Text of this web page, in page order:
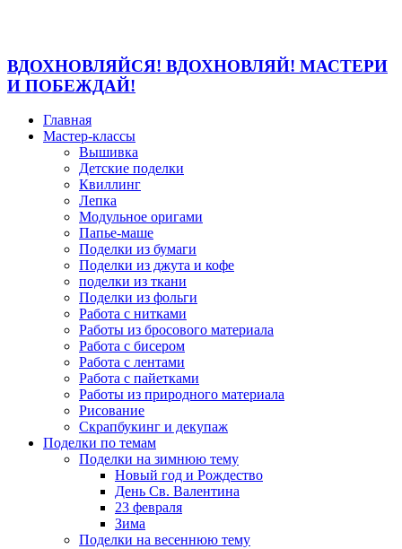
ВДОХНОВЛЯЙСЯ! ВДОХНОВЛЯЙ! МАСТЕРИ
И ПОБЕЖДАЙ!
Главная
Мастер-классы
Вышивка
Детские поделки
Квиллинг
Лепка
Модульное оригами
Папье-маше
Поделки из бумаги
Поделки из джута и кофе
поделки из ткани
Поделки из фольги
Работа с нитками
Работы из бросового материала
Работа с бисером
Работа с лентами
Работа с пайетками
Работы из природного материала
Рисование
Скрапбукинг и декупаж
Поделки по темам
Поделки на зимнюю тему
Новый год и Рождество
День Св. Валентина
23 февраля
Зима
Поделки на весеннюю тему